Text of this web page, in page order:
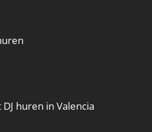
huren in Valencia